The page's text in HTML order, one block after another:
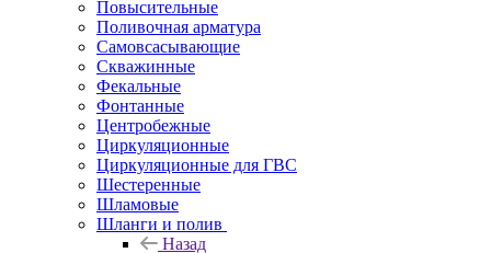
Повысительные
Поливочная арматура
Самовсасывающие
Скважинные
Фекальные
Фонтанные
Центробежные
Циркуляционные
Циркуляционные для ГВС
Шестеренные
Шламовые
Шланги и полив
Назад